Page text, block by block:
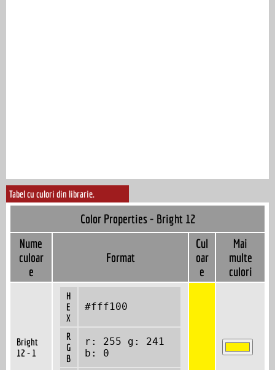
Tabel cu culori din librarie.
Color Properties - Bright 12
Nume
culoar
e
Format
Cul
oar
e
Mai
multe
culori
Bright
12 - 1
H
E
X
#fff100
R
G
B
r: 255 g: 241
b: 0